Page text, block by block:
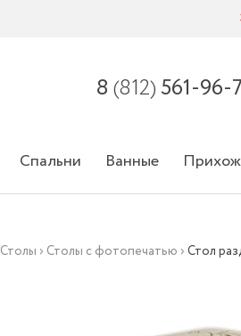
8 (812) 561-96-
Спальни Ванные
Столы › Столы с фотопечатью ›Стол